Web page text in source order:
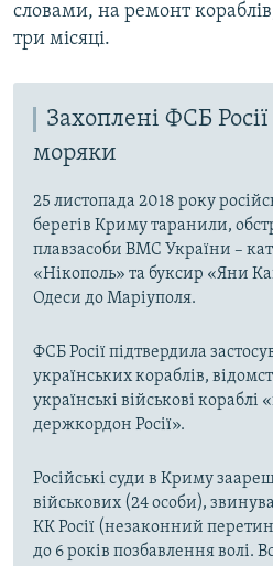
словами, на ремонт
три місяці.
Захоплені ФСБ Росії
моряки
25 листопада 2018 року
берегів Криму таранили,
плавзасоби ВМС України –
«Нікополь» та буксир «Яни
Одеси до Маріуполя.
ФСБ Росії підтвердила
українських кораблів,
українські військові
держкордон Росії».
Російські суди в Криму
військових (24 особи),
КК Росії (незаконний
до 6 років позбавлення волі.